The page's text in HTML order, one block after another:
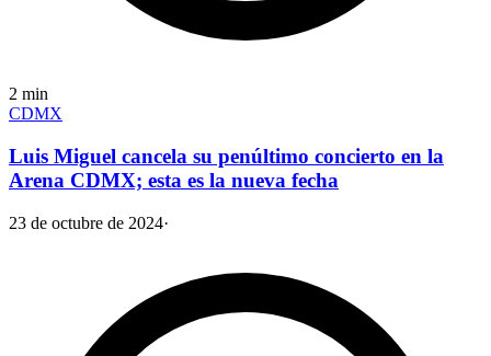
2 min
CDMX
Luis Miguel cancela su penúltimo concierto en la
Arena CDMX; esta es la nueva fecha
23 de octubre de 2024·